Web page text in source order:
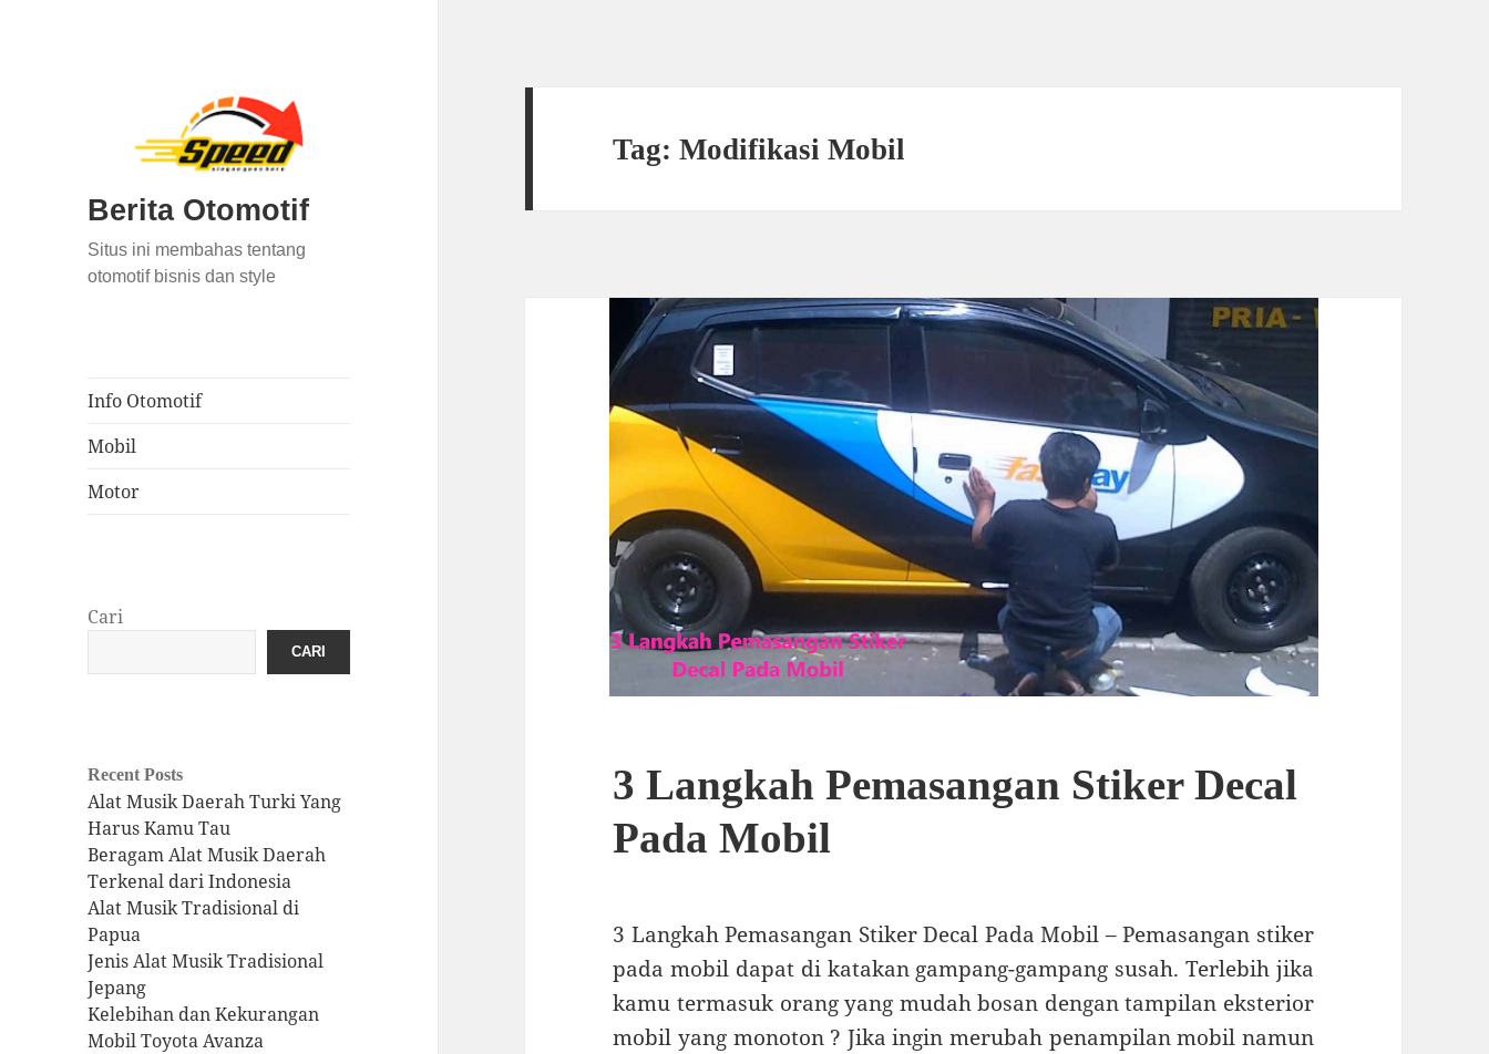
Berita Otomotif
Situs ini membahas tentang
otomotif bisnis dan style
Info Otomotif
Mobil
Motor
Cari
CARI
Recent Posts
Alat Musik Daerah Turki Yang
Harus Kamu Tau
Beragam Alat Musik Daerah
Terkenal dari Indonesia
Alat Musik Tradisional di
Papua
Jenis Alat Musik Tradisional
Jepang
Kelebihan dan Kekurangan
Mobil Toyota Avanza
Tag:Modifikasi Mobil
3 Langkah Pemasangan Stiker Decal
Pada Mobil
3 Langkah Pemasangan Stiker Decal Pada Mobil – Pemasangan stiker
pada mobil dapat di katakan gampang-gampang susah. Terlebih jika
kamu termasuk orang yang mudah bosan dengan tampilan eksterior
mobil yang monoton ? Jika ingin merubah penampilan mobil namun